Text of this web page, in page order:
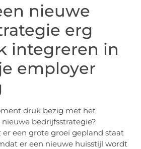
nieuwe
erg
integreren in
employer
druk bezig met het
bedrijfsstrategie?
een grote groei gepland staat
er een nieuwe huisstijl wordt